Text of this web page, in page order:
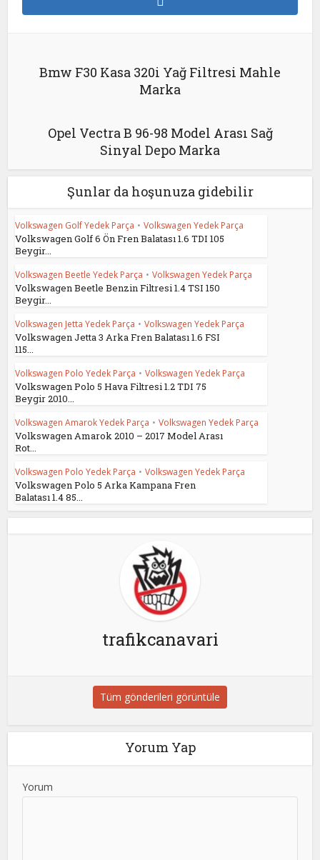
Bmw F30 Kasa 320i Yağ Filtresi Mahle
Marka
Opel Vectra B 96-98 Model Arası Sağ
Sinyal Depo Marka
Şunlar da hoşunuza gidebilir
Volkswagen Golf Yedek Parça • Volkswagen Yedek Parça
Volkswagen Golf 6 Ön Fren Balatası 1.6 TDI 105
Beygir...
Volkswagen Beetle Yedek Parça • Volkswagen Yedek Parça
Volkswagen Beetle Benzin Filtresi 1.4 TSI 150
Beygir...
Volkswagen Jetta Yedek Parça • Volkswagen Yedek Parça
Volkswagen Jetta 3 Arka Fren Balatası 1.6 FSI
115...
Volkswagen Polo Yedek Parça • Volkswagen Yedek Parça
Volkswagen Polo 5 Hava Filtresi 1.2 TDI 75
Beygir 2010...
Volkswagen Amarok Yedek Parça • Volkswagen Yedek Parça
Volkswagen Amarok 2010 – 2017 Model Arası
Rot...
Volkswagen Polo Yedek Parça • Volkswagen Yedek Parça
Volkswagen Polo 5 Arka Kampana Fren
Balatası 1.4 85...
trafikcanavari
Tüm gönderileri görüntüle
Yorum Yap
Yorum